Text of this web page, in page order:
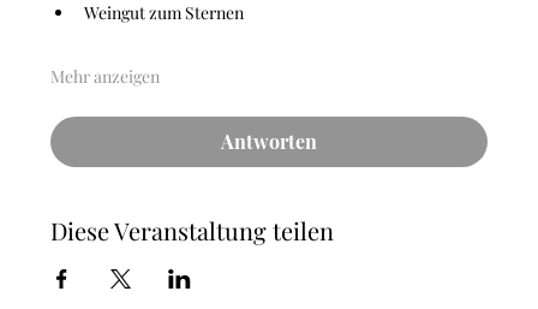
Weingut zum Sternen
Mehr anzeigen
Antworten
Diese Veranstaltung teilen